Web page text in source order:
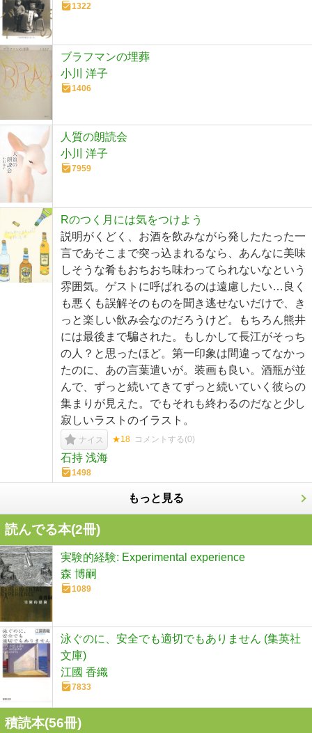
1322
ブラフマンの埋葬
小川 洋子
1406
人質の朗読会
小川 洋子
7959
Rのつく月には気をつけよう
説明がくどく、お酒を飲みながら発したたった一
言であそこまで突っ込まれるなら、あんなに美味
しそうな肴もおちおち味わってられないなという
雰囲気。ゲストに呼ばれるのは遠慮したい…良く
も悪くも誤解そのものを聞き逃せないだけで、き
っと楽しい飲み会なのだろうけど。もちろん熊井
には最後まで騙された。もしかして長江がそっち
の人？と思ったほど。第一印象は間違ってなかっ
たのに、あの言葉遣いが。装画も良い。酒瓶が並
んで、ずっと続いてきてずっと続いていく彼らの
集まりが見えた。でもそれも終わるのだなと少し
寂しいラストのイラスト。
ナイス ★18 コメントする(0)
石持 浅海
1498
もっと見る
読んでる本(2冊)
実験的経験: Experimental experience
森 博嗣
1089
泳ぐのに、安全でも適切でもありません (集英社
文庫)
江國 香織
7833
積読本(56冊)